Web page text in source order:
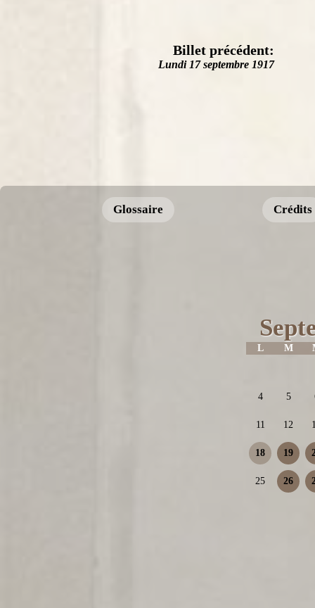
Billet précédent:
Lundi 17 septembre 1917
Glossaire Crédits
L M
4 5
11 12
18 19
25 26